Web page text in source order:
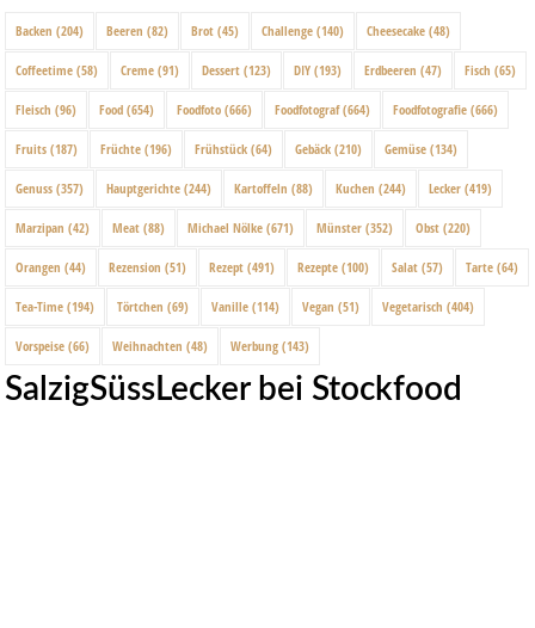
Backen (204) Beeren (82) Brot (45) Challenge (140) Cheesecake (48)
Coffeetime (58) Creme (91) Dessert (123) DIY (193) Erdbeeren (47) Fisch (65)
Fleisch (96) Food (654) Foodfoto (666) Foodfotograf(664) Foodfotografie (666)
Fruits (187) Früchte (196) Frühstück (64) Gebäck (210) Gemüse (134)
Genuss (357) Hauptgerichte (244) Kartoffeln (88) Kuchen (244) Lecker (419)
Marzipan (42) Meat (88) Michael Nölke (671) Münster (352) Obst (220)
Orangen (44) Rezension (51) Rezept (491) Rezepte (100) Salat (57) Tarte (64)
Tea-Time (194) Törtchen (69) Vanille (114) Vegan (51) Vegetarisch (404)
Vorspeise (66) Weihnachten (48) Werbung (143)
SalzigSüssLecker bei Stockfood